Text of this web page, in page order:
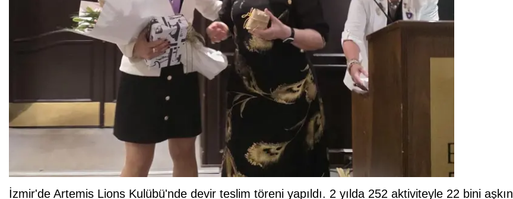
İzmir'de Artemis Lions Kulübü'nde devir teslim töreni yapıldı. 2 yılda 252 aktiviteyle 22 bini aşkın